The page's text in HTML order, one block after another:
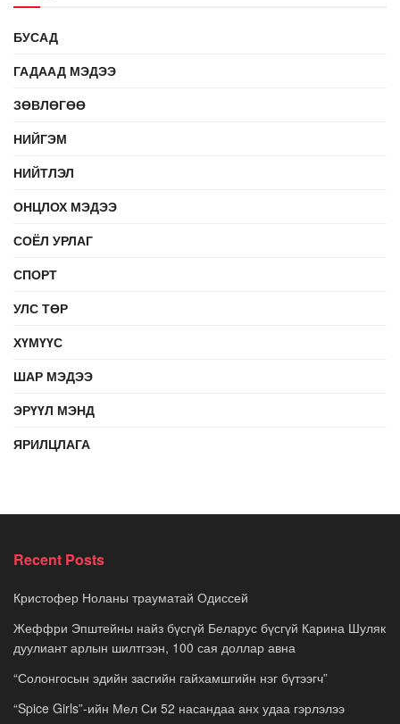
БУСАД
ГАДААД МЭДЭЭ
ЗӨВЛӨГӨӨ
НИЙГЭМ
НИЙТЛЭЛ
ОНЦЛОХ МЭДЭЭ
СОЁЛ УРЛАГ
СПОРТ
УЛС ТӨР
ХҮМҮҮС
ШАР МЭДЭЭ
ЭРҮҮЛ МЭНД
ЯРИЛЦЛАГА
Recent Posts
Кристофер Ноланы трауматай Одиссей
Жеффри Эпштейны найз бүсгүй Беларус бүсгүй Карина Шуляк
дуулиант арлын шилтгээн, 100 сая доллар авна
“Солонгосын эдийн засгийн гайхамшгийн нэг бүтээгч”
“Spice Girls”-ийн Мел Си 52 насандаа анх удаа гэрлэлээ